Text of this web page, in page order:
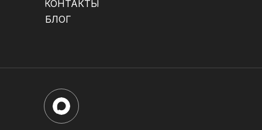
КОНТАКТЫ
БЛОГ